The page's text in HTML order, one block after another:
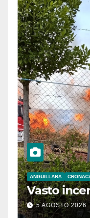
ANGUILLARA
Vasto
5 AGOSTO 2026